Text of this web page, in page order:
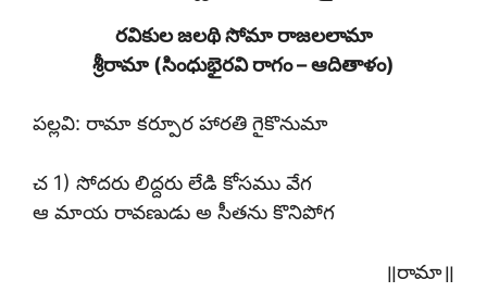
రవికుల జలథి సోమా రాజలలామా
శ్రీరామా (సింధుభైరవి రాగం – ఆదితాళం)
పల్లవి: రామా కర్పూర హారతి గైకొనుమా
చ 1) సోదరు లిద్దరు లేడి కోసము వేగ
ఆ మాయ రావణుడు అ సీతను కొనిపోగ
॥రామా॥